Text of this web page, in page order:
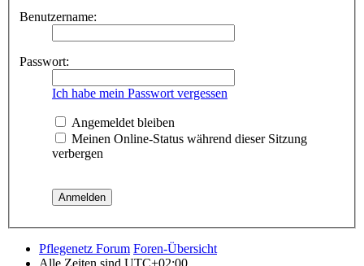
Benutzername:
Passwort:
Ich habe mein Passwort vergessen
Angemeldet bleiben
Meinen Online-Status während dieser Sitzung
verbergen
Pflegenetz Forum Foren-Übersicht
Alle Zeiten sind UTC+02:00